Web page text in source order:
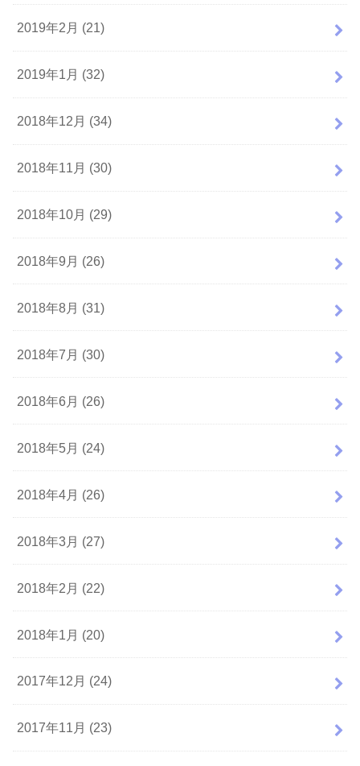
2019年2月 (21)
2019年1月 (32)
2018年12月 (34)
2018年11月 (30)
2018年10月 (29)
2018年9月 (26)
2018年8月 (31)
2018年7月 (30)
2018年6月 (26)
2018年5月 (24)
2018年4月 (26)
2018年3月 (27)
2018年2月 (22)
2018年1月 (20)
2017年12月 (24)
2017年11月 (23)